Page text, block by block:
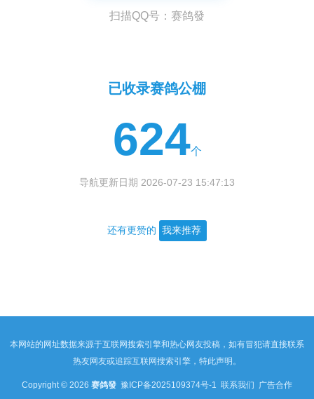
扫描QQ号：赛鸽發
已收录赛鸽公棚
624个
导航更新日期 2026-07-23 15:47:13
还有更赞的 我来推荐
本网站的网址数据来源于互联网搜索引擎和热心网友投稿，如有冒犯请直接联系
热友网友或追踪互联网搜索引擎，特此声明。
Copyright © 2026 赛鸽發 豫ICP备2025109374号-1 联系我们 广告合作